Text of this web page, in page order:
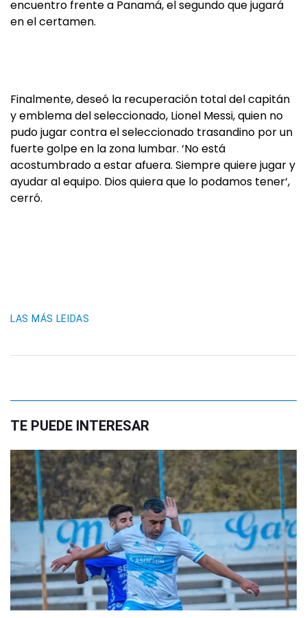
encuentro frente a Panamá, el segundo que jugará
en el certamen.
Finalmente, deseó la recuperación total del capitán
y emblema del seleccionado, Lionel Messi, quien no
pudo jugar contra el seleccionado trasandino por un
fuerte golpe en la zona lumbar. ‘No está
acostumbrado a estar afuera. Siempre quiere jugar y
ayudar al equipo. Dios quiera que lo podamos tener‘,
cerró.
LAS MÁS LEIDAS
TE PUEDE INTERESAR